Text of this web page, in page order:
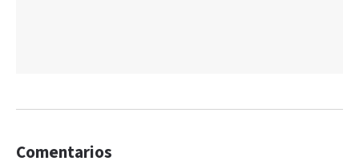
Comentarios